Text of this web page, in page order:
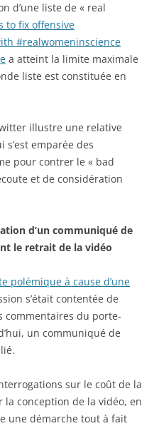
d’une liste de « real
to fix offensive
#realwomeninscience
a atteint la limite maximale
liste est constituée en
illustre une relative
emparée des
pour contrer le « bad
et de considération
d’un communiqué de
le retrait de la vidéo
polémique à cause d’une
s’était contentée de
commentaires du porte-
un communiqué de
sur le coût de la
la conception de la vidéo, en
une démarche tout à fait